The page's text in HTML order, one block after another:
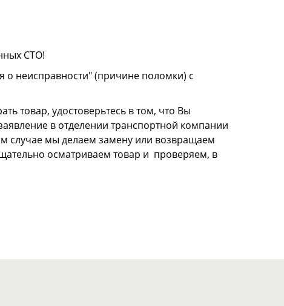
СТО!
о неисправности" (причине поломки) с
товар, удостоверьтесь в том, что Вы
в отделении транспортной компании
случае мы делаем замену или возвращаем
осматриваем товар и проверяем, в